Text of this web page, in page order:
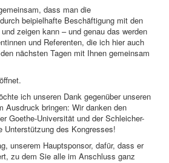
dass man die
beipielhafte Beschäftigung mit den
zeigen kann – und genau das werden
und Referenten, die ich hier auch
nächsten Tagen mit Ihnen gemeinsam
ich unseren Dank gegenüber unseren
Ausdruck bringen: Wir danken den
Goethe-Universität und der Schleicher-
Unterstützung des Kongresses!
unserem Hauptsponsor, dafür, dass er
zu dem Sie alle im Anschluss ganz